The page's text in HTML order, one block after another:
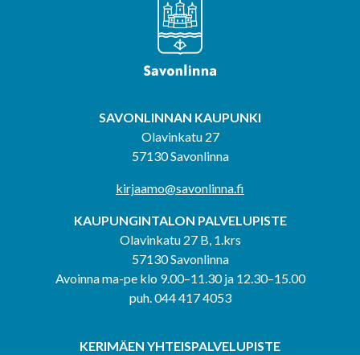
SAVONLINNAN KAUPUNKI
Olavinkatu 27
57130 Savonlinna
kirjaamo@savonlinna.fi
KAUPUNGINTALON PALVELUPISTE
Olavinkatu 27 B, 1.krs
57130 Savonlinna
Avoinna ma-pe klo 9.00–11.30 ja 12.30–15.00
puh. 044 417 4053
KERIMÄEN YHTEISPALVELUPISTE